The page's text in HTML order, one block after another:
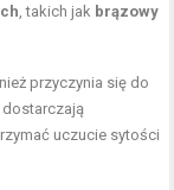
, takich jak brązowy
przyczynia się do
dostarczają
uczucie sytości